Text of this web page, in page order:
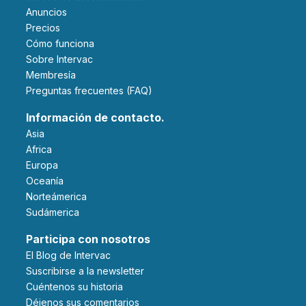
Anuncios
Precios
Cómo funciona
Sobre Intervac
Membresía
Preguntas frecuentes (FAQ)
Información de contacto.
Asia
Africa
Europa
Oceanía
Norteámerica
Sudámerica
Participa con nosotros
El Blog de Intervac
Suscribirse a la newsletter
Cuéntenos su historia
Déjenos sus comentarios